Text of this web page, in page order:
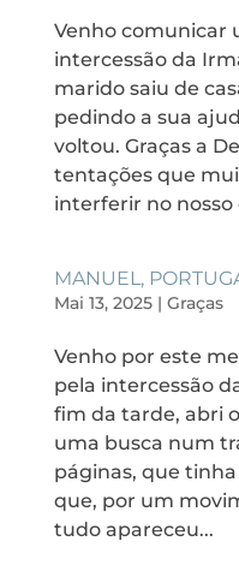
Venho comunicar
intercessão da
marido saiu de
pedindo a sua
voltou. Graças a
tentações que
interferir no nosso
MANUEL,
Mai 13, 2025| Graças
Venho por este
pela intercessão
fim da tarde, abri
uma busca num
páginas, que
que, por um
tudo apareceu...